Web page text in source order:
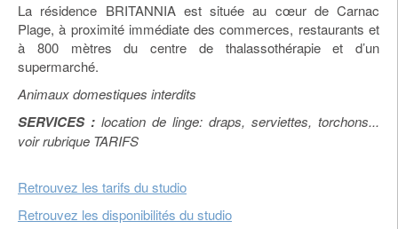
La résidence BRITANNIA est située au cœur de Carnac
Plage, à proximité immédiate des commerces, restaurants et
à 800 mètres du centre de thalassothérapie et d’un
supermarché.
Animaux domestiques interdits
SERVICES : location de linge: draps, serviettes, torchons...
voir rubrique TARIFS
Retrouvez les tarifs du studio
Retrouvez les disponibilités du studio